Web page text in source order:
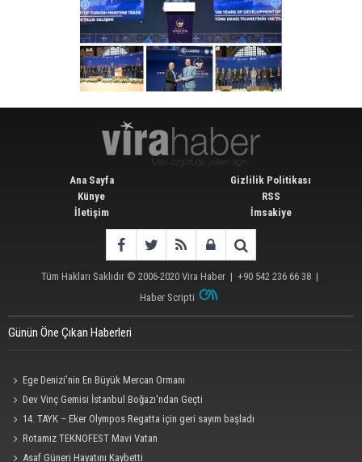
Ana Sayfa
Künye
İletişim
Gizlilik Politikası
RSS
İmsakiye
Tüm Hakları Saklıdır © 2006-2020 Vira Haber | +90 542 236 66 38 |
Haber Scripti
Günün Öne Çıkan Haberleri
Ege Denizi’nin En Büyük Mercan Ormanı
Dev Vinç Gemisi İstanbul Boğazı'ndan Geçti
14. TAYK – Eker Olympos Regatta için geri sayım başladı
Rotamız TEKNOFEST Mavi Vatan
Asaf Güneri Hayatını Kaybetti